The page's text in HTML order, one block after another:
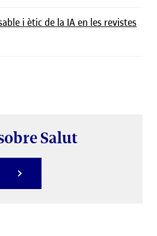
i ètic de la IA en les revistes
Salut